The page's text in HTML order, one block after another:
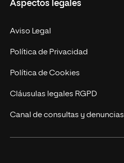
Doctorados
Experto Universitario
Postgrados
Cursos Universitarios
Facultades
Nuestro Equipo
Trabaja en UNIR
Actualidad
UNIR Revista
Eventos
Aspectos legales
Aviso Legal
Política de Privacidad
Política de Cookies
Cláusulas legales RGPD
Canal de consultas y denuncias